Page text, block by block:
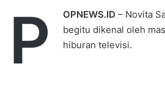
P OPNEWS.ID – Novita
begitu dikenal oleh
hiburan televisi.